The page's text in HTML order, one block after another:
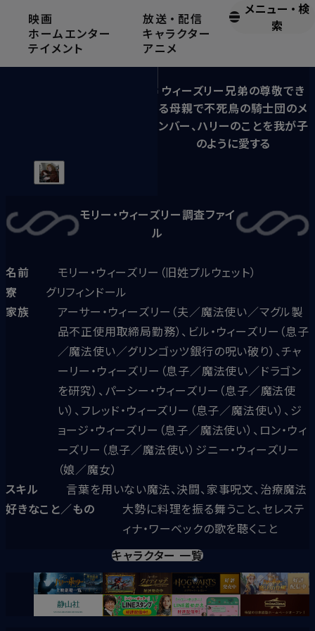
映画
ホームエンター
テイメント
放送 ・ 配信
キャラクター
アニメ
メニュー ・ 検
索
モリー・ウィーズリー
ウィーズリー兄弟の尊敬でき
る母親で不死鳥の騎士団のメ
ンバー、ハリーのことを我が子
のように愛する
モリー・ウィーズリー調査ファイ
ル
名前
モリー・ウィーズリー（旧姓プルウェット）
寮
グリフィンドール
家族
アーサー・ウィーズリー（夫／魔法使い／マグル製
品不正使用取締局勤務）、ビル・ウィーズリー（息子
／魔法使い／グリンゴッツ銀行の呪い破り）、チャ
ーリー・ウィーズリー（息子／魔法使い／ドラゴン
を研究）、パーシー・ウィーズリー（息子／魔法使
い）、フレッド・ウィーズリー（息子／魔法使い）、ジ
ョージ・ウィーズリー（息子／魔法使い）、ロン・ウィ
ーズリー（息子／魔法使い）ジニー・ウィーズリー
（娘／魔女）
スキル
言葉を用いない魔法、決闘、家事呪文、治療魔法
好きなこと／もの
大勢に料理を振る舞うこと、セレステ
ィナ・ワーベックの歌を聴くこと
キャラクター 一覧